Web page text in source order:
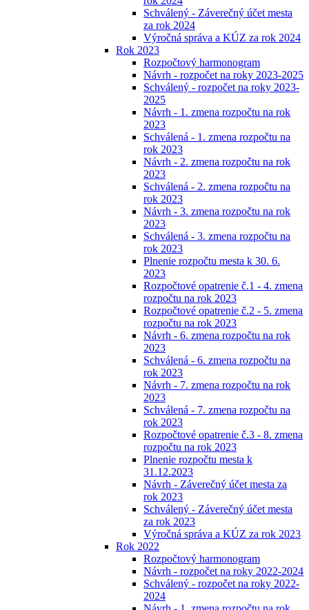
Schválený - Záverečný účet mesta
za rok 2024
Výročná správa a KÚZ za rok 2024
Rok 2023
Rozpočtový harmonogram
Návrh - rozpočet na roky 2023-2025
Schválený - rozpočet na roky 2023-
2025
Návrh - 1. zmena rozpočtu na rok
2023
Schválená - 1. zmena rozpočtu na
rok 2023
Návrh - 2. zmena rozpočtu na rok
2023
Schválená - 2. zmena rozpočtu na
rok 2023
Návrh - 3. zmena rozpočtu na rok
2023
Schválená - 3. zmena rozpočtu na
rok 2023
Plnenie rozpočtu mesta k 30. 6.
2023
Rozpočtové opatrenie č.1 - 4. zmena
rozpočtu na rok 2023
Rozpočtové opatrenie č.2 - 5. zmena
rozpočtu na rok 2023
Návrh - 6. zmena rozpočtu na rok
2023
Schválená - 6. zmena rozpočtu na
rok 2023
Návrh - 7. zmena rozpočtu na rok
2023
Schválená - 7. zmena rozpočtu na
rok 2023
Rozpočtové opatrenie č.3 - 8. zmena
rozpočtu na rok 2023
Plnenie rozpočtu mesta k
31.12.2023
Návrh - Záverečný účet mesta za
rok 2023
Schválený - Záverečný účet mesta
za rok 2023
Výročná správa a KÚZ za rok 2023
Rok 2022
Rozpočtový harmonogram
Návrh - rozpočet na roky 2022-2024
Schválený - rozpočet na roky 2022-
2024